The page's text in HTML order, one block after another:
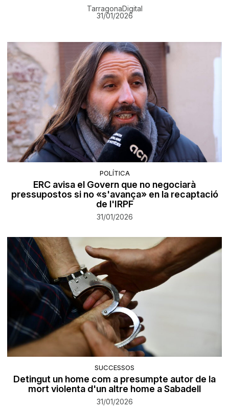
TarragonaDigital
31/01/2026
POLÍTICA
ERC avisa el Govern que no negociarà
pressupostos si no «s'avança» en la recaptació
de l'IRPF
31/01/2026
SUCCESSOS
Detingut un home com a presumpte autor de la
mort violenta d'un altre home a Sabadell
31/01/2026